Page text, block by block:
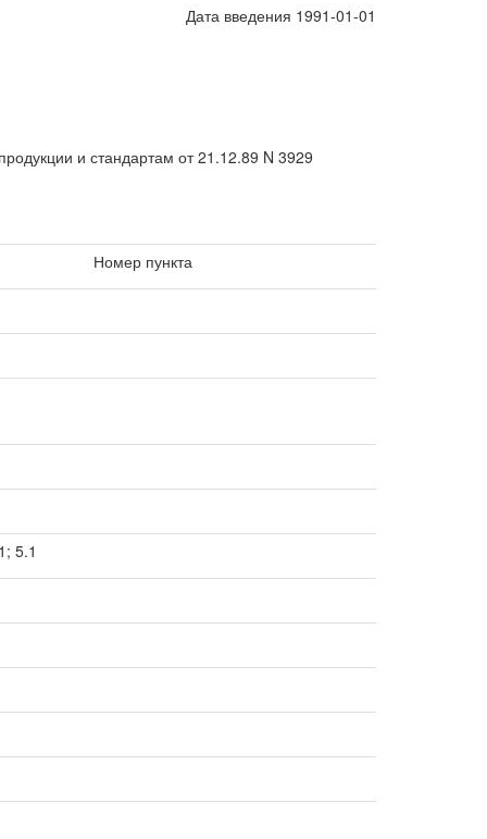
Дата введения 1991-01-01
и стандартам от 21.12.89 N 3929
Номер пункта
5.1